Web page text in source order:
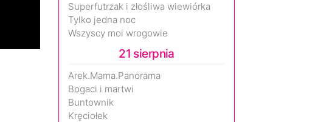
Superfutrzak i złośliwa wiewiórka
Tylko jedna noc
Wszyscy moi wrogowie
21 sierpnia
Arek.Mama.Panorama
Bogaci i martwi
Buntownik
Kręciołek